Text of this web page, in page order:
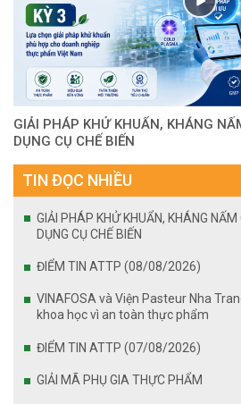
GIẢI PHÁP KHỬ KHUẨN, KHÁNG
DỤNG CỤ CHẾ BIẾN
TIN ĐỌC NHIỀU
GIẢI PHÁP KHỬ KHUẨN, KHÁNG
DỤNG CỤ CHẾ BIẾN
ĐIỂM TIN ATTP (08/08/2026)
VINAFOSA và Viện Pasteur Nha
khoa học vì an toàn thực phẩm
ĐIỂM TIN ATTP (07/08/2026)
GIẢI MÃ PHỤ GIA THỰC PHẨM